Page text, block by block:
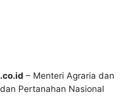
– Menteri Agraria dan
Pertanahan Nasional